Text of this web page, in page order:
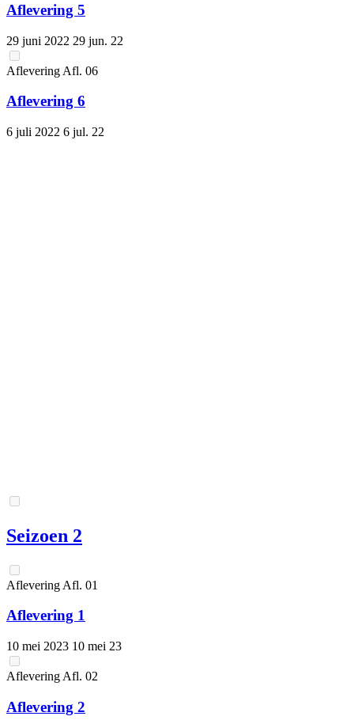
Aflevering 5
29 juni 2022 29 jun. 22
Aflevering Afl. 06
Aflevering 6
6 juli 2022 6 jul. 22
Seizoen 2
Aflevering Afl. 01
Aflevering 1
10 mei 2023 10 mei 23
Aflevering Afl. 02
Aflevering 2